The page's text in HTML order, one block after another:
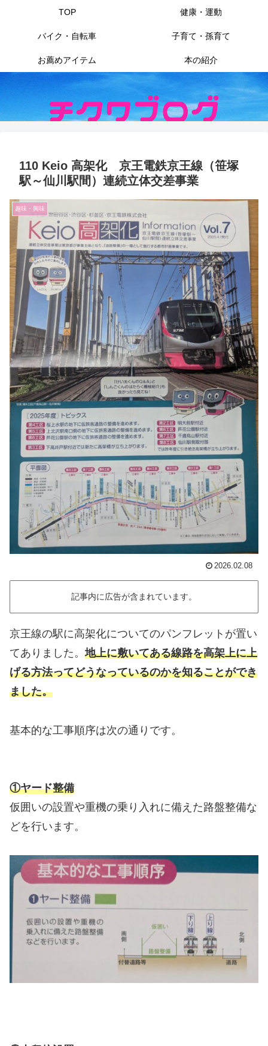
TOP 健康・運動
バイク・自転車 子育て・孫育て
お薦めアイテム 本の紹介
110 Keio 高架化 京王電鉄京王線（笹塚
駅～仙川駅間）連続立体交差事業
趣味・興味
2026.02.08
記事内に広告が含まれています。
京王線の駅に高架化についてのパンフレットが置い
てありました。地上に敷いてある線路を高架上に上
げる方法ってどうなっているのかを知ることができ
ました。
基本的な工事順序は次の通りです。
①ヤード整備
仮囲いの設置や重機の乗り入れに備えた路盤整備な
どを行います。